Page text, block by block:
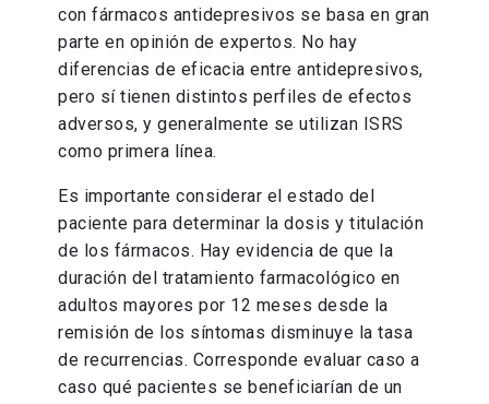
con fármacos antidepresivos se basa en gran
parte en opinión de expertos. No hay
diferencias de eficacia entre antidepresivos,
pero sí tienen distintos perfiles de efectos
adversos, y generalmente se utilizan ISRS
como primera línea.
Es importante considerar el estado del
paciente para determinar la dosis y titulación
de los fármacos. Hay evidencia de que la
duración del tratamiento farmacológico en
adultos mayores por 12 meses desde la
remisión de los síntomas disminuye la tasa
de recurrencias. Corresponde evaluar caso a
caso qué pacientes se beneficiarían de un